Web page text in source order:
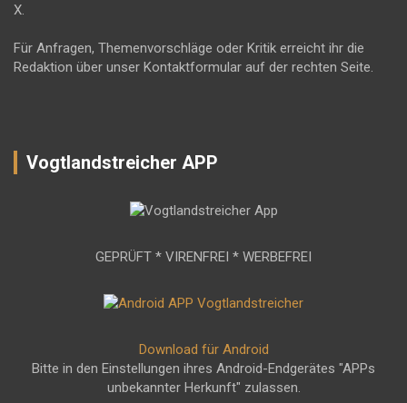
X.
Für Anfragen, Themenvorschläge oder Kritik erreicht ihr die
Redaktion über unser Kontaktformular auf der rechten Seite.
Vogtlandstreicher APP
GEPRÜFT * VIRENFREI * WERBEFREI
Download für Android
Bitte in den Einstellungen ihres Android-Endgerätes "APPs
unbekannter Herkunft" zulassen.